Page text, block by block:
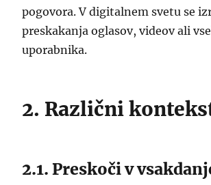
pogovora. V digitalnem svetu se
preskakanja oglasov, videov ali
uporabnika.
2. Različni
2.1. Preskoči v